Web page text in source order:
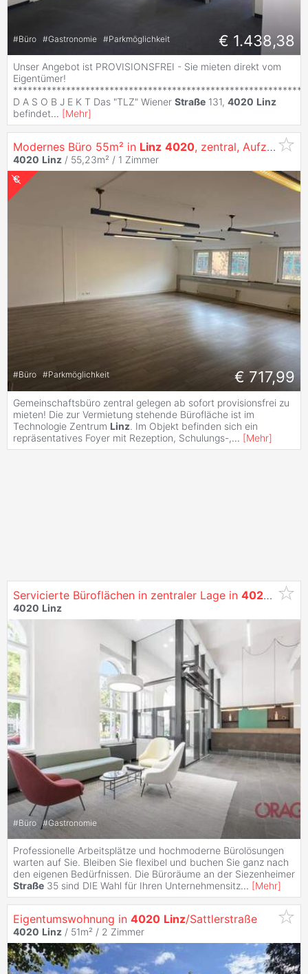
#Büro #Gastronomie #Parkmöglichkeit € 1.438,38
Unser Angebot ist PROVISIONSFREI - Sie mieten direkt vom
Eigentümer!
D A S O B J E K T Das "TLZ" Wiener Straße 131, 4020 Linz
befindet... [Mehr]
Modernes Büro 55m² in Linz 4020, zentral, Aufzug, top Ausstattung!
4020 Linz / 55,23m² / 1 Zimmer
#Büro #Parkmöglichkeit € 717,99
Gemeinschaftsbüro zentral gelegen ab sofort provisionsfrei zu
mieten! Die zur Vermietung stehende Bürofläche ist im
Technologie Zentrum Linz. Im Objekt befinden sich ein
repräsentatives Foyer mit Rezeption, Schulungs-,... [Mehr]
Servicierte Büroflächen in zentraler Lage in 4020 Linz
4020 Linz
#Büro #Gastronomie
Professionelle Arbeitsplätze und hochmoderne Bürolösungen
warten auf Sie. Bleiben Sie flexibel und buchen Sie ganz nach
den eigenen Bedürfnissen. Die Büroräume an der Siezenheimer
Straße 35 sind DIE Wahl für Ihren Unternehmensitz... [Mehr]
Eigentumswohnung in 4020 Linz/Sattlerstraße
4020 Linz / 51m² / 2 Zimmer